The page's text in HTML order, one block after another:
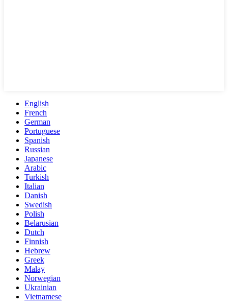
English
French
German
Portuguese
Spanish
Russian
Japanese
Arabic
Turkish
Italian
Danish
Swedish
Polish
Belarusian
Dutch
Finnish
Hebrew
Greek
Malay
Norwegian
Ukrainian
Vietnamese